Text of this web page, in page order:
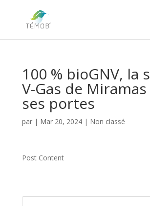
100 % bioGNV, la
V-Gas de
ses portes
par | Mar 20, 2024| Non classé
Post Content